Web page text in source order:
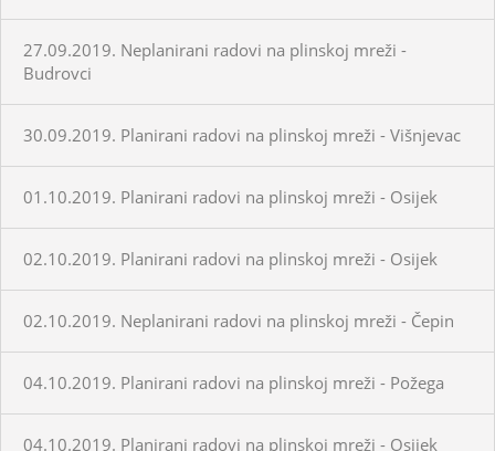
27.09.2019. Neplanirani radovi na plinskoj mreži -
Budrovci
30.09.2019. Planirani radovi na plinskoj mreži - Višnjevac
01.10.2019. Planirani radovi na plinskoj mreži - Osijek
02.10.2019. Planirani radovi na plinskoj mreži - Osijek
02.10.2019. Neplanirani radovi na plinskoj mreži - Čepin
04.10.2019. Planirani radovi na plinskoj mreži - Požega
04.10.2019. Planirani radovi na plinskoj mreži - Osijek